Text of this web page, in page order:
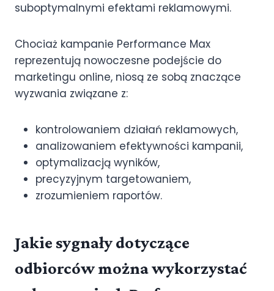
suboptymalnymi efektami reklamowymi.
Chociaż kampanie Performance Max
reprezentują nowoczesne podejście do
marketingu online, niosą ze sobą znaczące
wyzwania związane z:
kontrolowaniem działań reklamowych,
analizowaniem efektywności kampanii,
optymalizacją wyników,
precyzyjnym targetowaniem,
zrozumieniem raportów.
Jakie sygnały dotyczące
odbiorców można wykorzystać